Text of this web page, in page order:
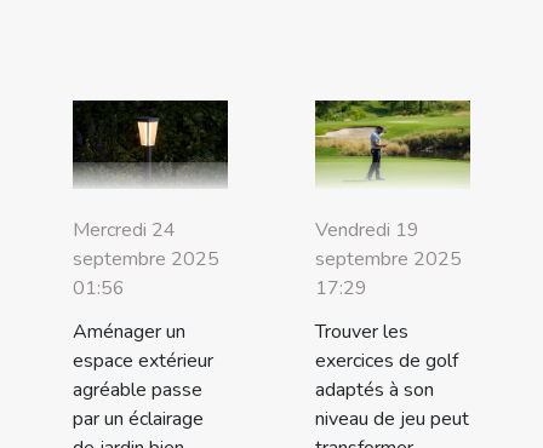
Mercredi 24
septembre 2025
01:56
Aménager un
espace extérieur
agréable passe
par un éclairage
Vendredi 19
septembre 2025
17:29
Trouver les
exercices de golf
adaptés à son
niveau de jeu peut